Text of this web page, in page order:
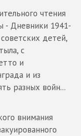
чтения
- Дневники 1941-
детей,
с
и
и из
разных войн...
внимания